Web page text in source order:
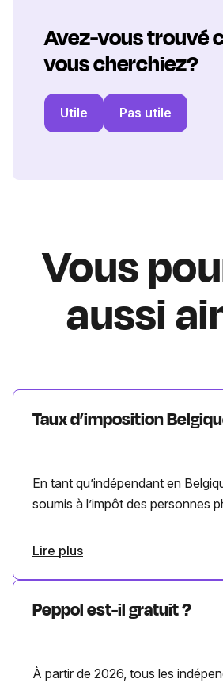
Avez-vous trouvé
vous cherchiez?
Utile Pas utile
Vous
aussi
Taux d’imposition
En tant qu’indépendant en
soumis à l’impôt des personnes
Lire plus
Peppol est-il gratuit ?
À partir de 2026, tous les